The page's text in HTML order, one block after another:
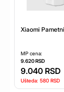
Xiaomi
MP cena:
9.620RSD
9.040 RSD
Ušteda: 580 RSD